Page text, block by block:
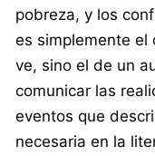
pobreza, y los
es simplemente el
ve, sino el de un
comunicar las
eventos que
necesaria en la